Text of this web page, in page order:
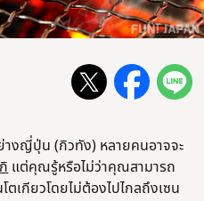
งญี่ปุ่น (กิวทัง) หลายคนอาจจะ
แต่คุณรู้หรือไม่ว่าคุณสามารถ
เกียวโดยไม่ต้องไปไกลถึงเซน